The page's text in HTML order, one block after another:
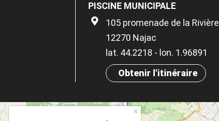
PISCINE MUNICIPALE
105 promenade de la Rivière
12270 Najac
lat. 44.2218 - lon. 1.96891
Obtenir l'itinéraire
×